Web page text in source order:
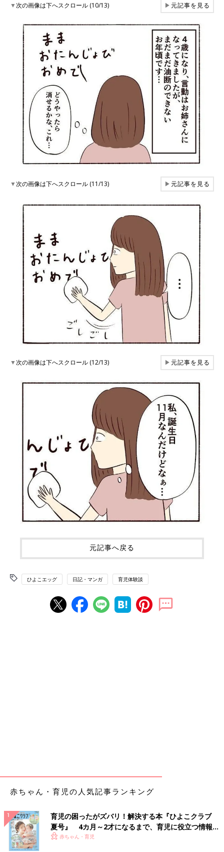
▼次の画像は下へスクロール (10/13) ▶元記事を見る
▼次の画像は下へスクロール (11/13) ▶元記事を見る
▼次の画像は下へスクロール (12/13) ▶元記事を見る
元記事へ戻る
ひよこエッグ 日記・マンガ 育児体験談
赤ちゃん・育児の人気記事ランキング
育児の困ったがズバリ！解決する本『ひよこクラブ
夏号』 4カ月～2才になるまで、育児に役立つ情報が
いっぱい！
赤ちゃん・育児